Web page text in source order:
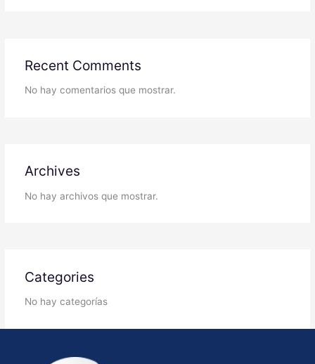
Recent Comments
No hay comentarios que mostrar.
Archives
No hay archivos que mostrar.
Categories
No hay categorías